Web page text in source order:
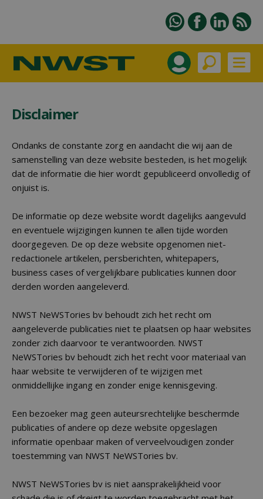
Disclaimer
Ondanks de constante zorg en aandacht die wij aan de
samenstelling van deze website besteden, is het mogelijk
dat de informatie die hier wordt gepubliceerd onvolledig of
onjuist is.
De informatie op deze website wordt dagelijks aangevuld
en eventuele wijzigingen kunnen te allen tijde worden
doorgegeven. De op deze website opgenomen niet-
redactionele artikelen, persberichten, whitepapers,
business cases of vergelijkbare publicaties kunnen door
derden worden aangeleverd.
NWST NeWSTories bv behoudt zich het recht om
aangeleverde publicaties niet te plaatsen op haar websites
zonder zich daarvoor te verantwoorden. NWST
NeWSTories bv behoudt zich het recht voor materiaal van
haar website te verwijderen of te wijzigen met
onmiddellijke ingang en zonder enige kennisgeving.
Een bezoeker mag geen auteursrechtelijke beschermde
publicaties of andere op deze website opgeslagen
informatie openbaar maken of verveelvoudigen zonder
toestemming van NWST NeWSTories bv.
NWST NeWSTories bv is niet aansprakelijkheid voor